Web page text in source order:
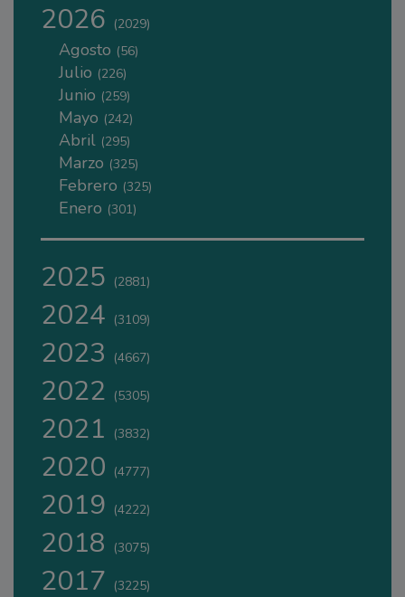
2026 (2029)
Agosto (56)
Julio (226)
Junio (259)
Mayo (242)
Abril (295)
Marzo (325)
Febrero (325)
Enero (301)
2025 (2881)
2024 (3109)
2023 (4667)
2022 (5305)
2021 (3832)
2020 (4777)
2019 (4222)
2018 (3075)
2017 (3225)